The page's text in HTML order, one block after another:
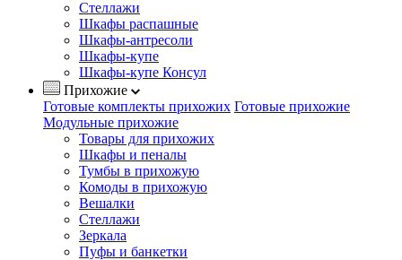
Стеллажи
Шкафы распашные
Шкафы-антресоли
Шкафы-купе
Шкафы-купе Консул
Прихожие
Готовые комплекты прихожих Готовые прихожие
Модульные прихожие
Товары для прихожих
Шкафы и пеналы
Тумбы в прихожую
Комоды в прихожую
Вешалки
Стеллажи
Зеркала
Пуфы и банкетки